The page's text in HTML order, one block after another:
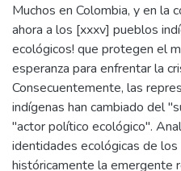
Muchos en Colombia, y en la
ahora a los [xxxv] pueblos
ecológicos! que protegen el
esperanza para enfrentar la
Consecuentemente, las
indígenas han cambiado del
"actor político ecológico".
identidades ecológicas de
históricamente la emergente